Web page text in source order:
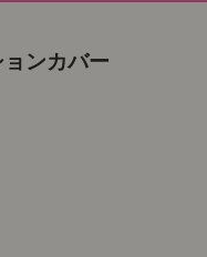
ンカバー